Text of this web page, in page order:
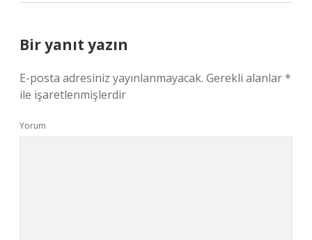
Bir yanıt yazın
E-posta adresiniz yayınlanmayacak. Gerekli alanlar*
ile işaretlenmişlerdir
Yorum